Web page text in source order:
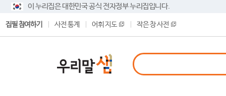
이 누리집은 대한민국 공식 전자정부 누리집입니다.
집필 참여하기 사전 통계 어휘 지도 작은 창 사전